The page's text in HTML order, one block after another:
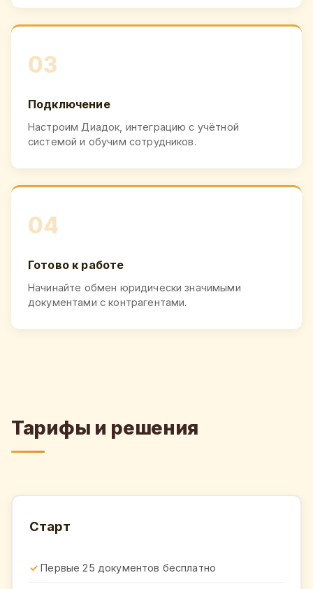
03
Подключение
Настроим Диадок, интеграцию с учётной
системой и обучим сотрудников.
04
Готово к работе
Начинайте обмен юридически значимыми
документами с контрагентами.
Тарифы и решения
Старт
Первые 25 документов бесплатно